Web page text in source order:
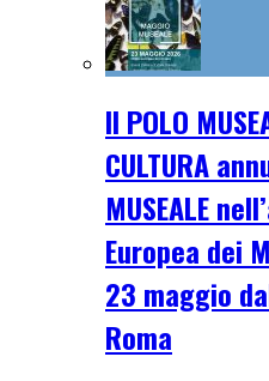
Il POLO
CULTURA
MUSEALE
Europea dei
23 maggio
Roma